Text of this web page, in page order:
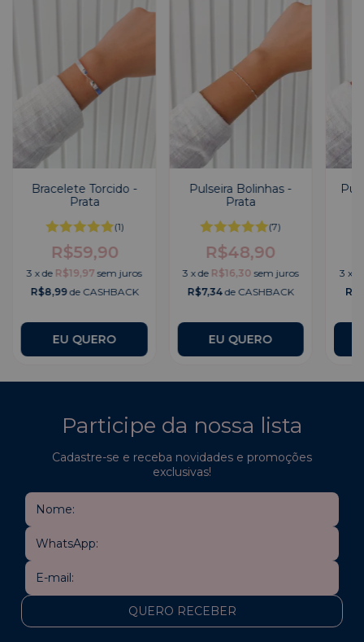
Bracelete Torcido -
Prata
(1)
R$59,90
3 xde R$19,97 sem juros
R$8,99de CASHBACK
Pulseira Bolinhas -
Prata
(7)
R$48,90
3 xde R$16,30 sem juros
R$7,34de CASHBACK
3 x
Participe da nossa lista
Cadastre-se e receba novidades e promoções
exclusivas!